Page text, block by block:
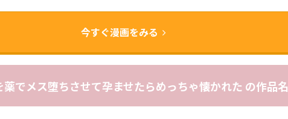
今すぐ漫画をみる
でメス堕ちさせて孕ませたらめっちゃ懐かれた の作品名